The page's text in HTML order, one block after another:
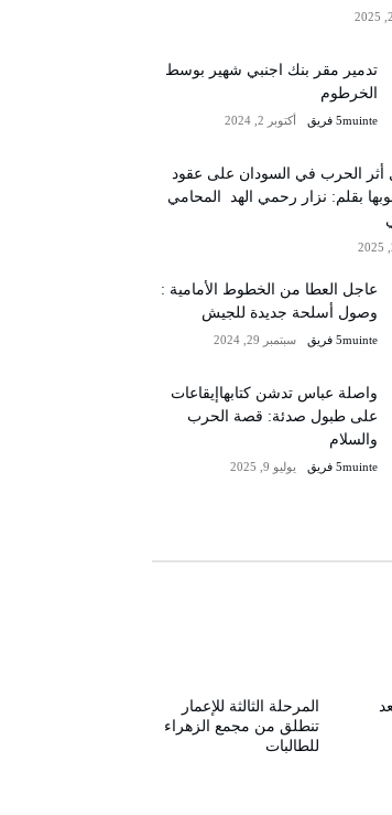
تدمير مقر بنك اجنبي شهير بوسط
الخرطوم
5muinte فريق أكتوبر 2, 2024
أثر الحرب في السودان على عقود
بقلم: نزار رحمي الهد المحامي
عاجل العطا من الخطوط الأمامية :
وصول أسلحة جديدة للجيش
5muinte فريق سبتمبر 29, 2024
واصلة عباس تدشن كتابهاإيقاعات
على طبول صدئة: قصة الحرب
والسلام
5muinte فريق يوليو 9, 2025
المرحلة الثالثة للإعمار
تنطلق من مجمع الزهراء
للطالبات